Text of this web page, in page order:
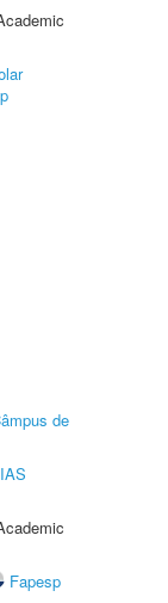
de
Fapesp